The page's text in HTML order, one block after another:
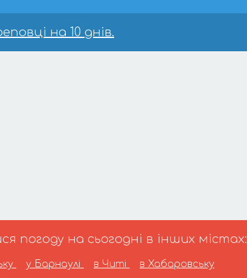
на 10 днів.
погоду на сьогодні в інших містах:
у Барнаулі в Читі в Хабаровську